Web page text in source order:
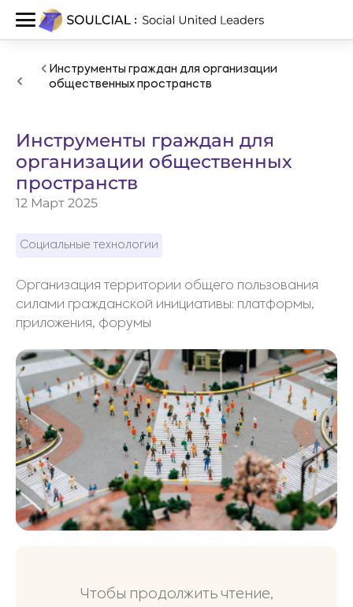
Инструменты граждан для организации
общественных пространств
Инструменты граждан для
организации общественных
пространств
12 Март 2025
Социальные технологии
Организация территории общего пользования
силами гражданской инициативы: платформы,
приложения, форумы
Чтобы продолжить чтение,